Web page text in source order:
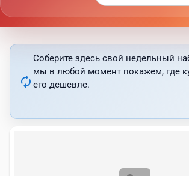
autorenew
Соберите здесь свой недельный
мы в любой момент покажем, где
его дешевле.